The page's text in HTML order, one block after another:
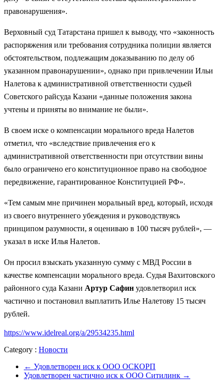
правонарушения».
Верховный суд Татарстана пришел к выводу, что «законность
распоряжения или требования сотрудника полиции является
обстоятельством, подлежащим доказыванию по делу об
указанном правонарушении», однако при привлечении Ильи
Налетова к административной ответственности судьей
Советского райсуда Казани «данные положения закона
учтены и приняты во внимание не были».
В своем иске о компенсации морального вреда Налетов
отметил, что «вследствие привлечения его к
административной ответственности при отсутствии вины
было ограничено его конституционное право на свободное
передвижение, гарантированное Конституцией РФ».
«Тем самым мне причинен моральный вред, который, исходя
из своего внутреннего убеждения и руководствуясь
принципом разумности, я оцениваю в 100 тысяч рублей», —
указал в иске Илья Налетов.
Он просил взыскать указанную сумму с МВД России в
качестве компенсации морального вреда. Судья Вахитовского
районного суда Казани Артур Сафин удовлетворил иск
частично и постановил выплатить Илье Налетову 15 тысяч
рублей.
https://www.idelreal.org/a/29534235.html
Category : Новости
← Удовлетворен иск к ООО ОСКОРП
Удовлетворен частично иск к ООО Ситилинк →